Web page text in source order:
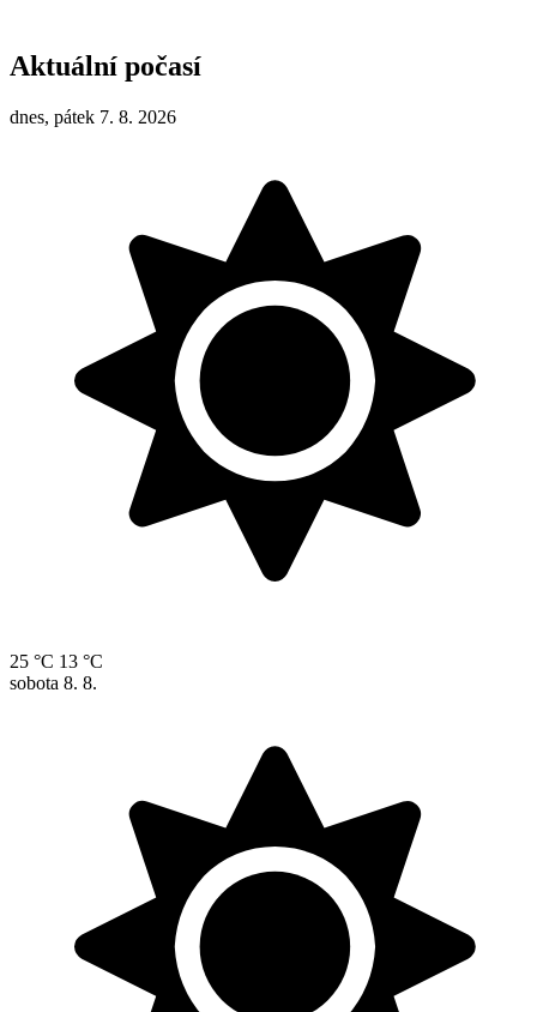
Aktuální počasí
dnes, pátek 7. 8. 2026
25 °C 13 °C
sobota 8. 8.